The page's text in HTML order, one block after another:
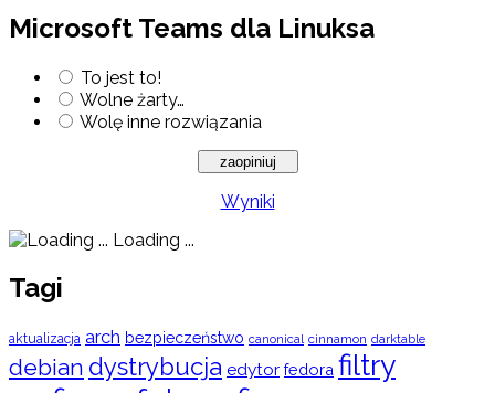
Microsoft Teams dla Linuksa
To jest to!
Wolne żarty…
Wolę inne rozwiązania
Wyniki
Loading ...
Tagi
aktualizacja arch bezpieczeństwo canonical cinnamon darktable
debian dystrybucja edytor fedora filtry